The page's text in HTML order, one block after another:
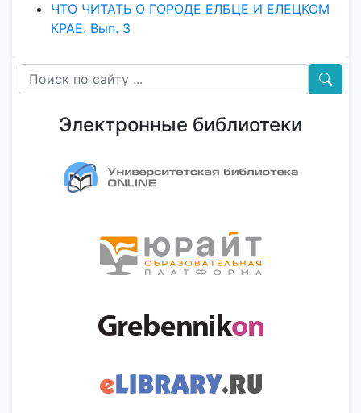
ЧТО ЧИТАТЬ О ГОРОДЕ ЕЛБЦЕ И ЕЛЕЦКОМ
КРАЕ. Вып. 3
Электронные библиотеки